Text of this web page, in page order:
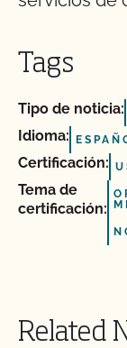
Tags
Tipo de noticia:
Idioma:
Certificación:
Tema de
certificación:
Related